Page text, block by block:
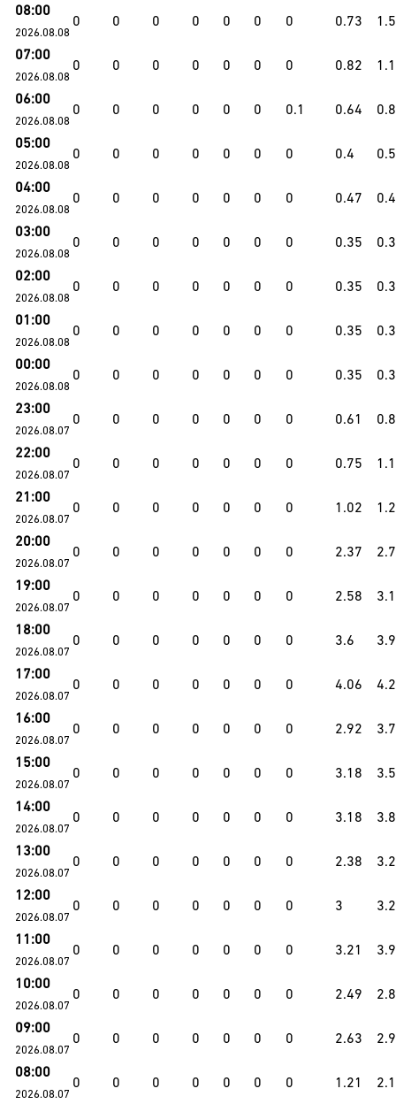
08:00
2026.08.08
0 0 0 0 0 0 0 0.73
07:00
2026.08.08
0 0 0 0 0 0 0 0.82
06:00
2026.08.08
0 0 0 0 0 0 0.1 0.64
05:00
2026.08.08
0 0 0 0 0 0 0 0.4
04:00
2026.08.08
0 0 0 0 0 0 0 0.47
03:00
2026.08.08
0 0 0 0 0 0 0 0.35
02:00
2026.08.08
0 0 0 0 0 0 0 0.35
01:00
2026.08.08
0 0 0 0 0 0 0 0.35
00:00
2026.08.08
0 0 0 0 0 0 0 0.35
23:00
2026.08.07
0 0 0 0 0 0 0 0.61
22:00
2026.08.07
0 0 0 0 0 0 0 0.75
21:00
2026.08.07
0 0 0 0 0 0 0 1.02
20:00
2026.08.07
0 0 0 0 0 0 0 2.37
19:00
2026.08.07
0 0 0 0 0 0 0 2.58
18:00
2026.08.07
0 0 0 0 0 0 0 3.6
17:00
2026.08.07
0 0 0 0 0 0 0 4.06
16:00
2026.08.07
0 0 0 0 0 0 0 2.92
15:00
2026.08.07
0 0 0 0 0 0 0 3.18
14:00
2026.08.07
0 0 0 0 0 0 0 3.18
13:00
2026.08.07
0 0 0 0 0 0 0 2.38
12:00
2026.08.07
0 0 0 0 0 0 0 3
11:00
2026.08.07
0 0 0 0 0 0 0 3.21
10:00
2026.08.07
0 0 0 0 0 0 0 2.49 2.8
09:00
2026.08.07
0 0 0 0 0 0 0 2.63
08:00
2026.08.07
0 0 0 0 0 0 0 1.21